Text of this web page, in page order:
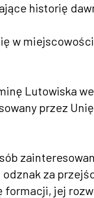
historię
w
Lutowiska
przez
za
formacji, jej